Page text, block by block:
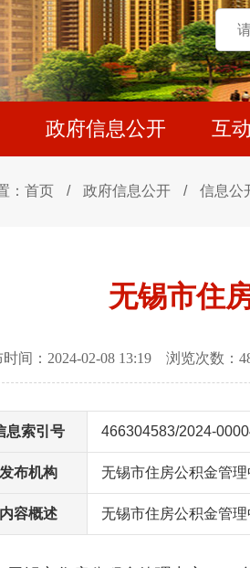
政府信息公开 互
： 首页 / 政府信息公开 / 信息公
无锡市住
时间：2024-02-08 13:19 浏览次数：
息索引号 466304583/2024-
发布机构 无锡市住房公积金管
内容概述 无锡市住房公积金管